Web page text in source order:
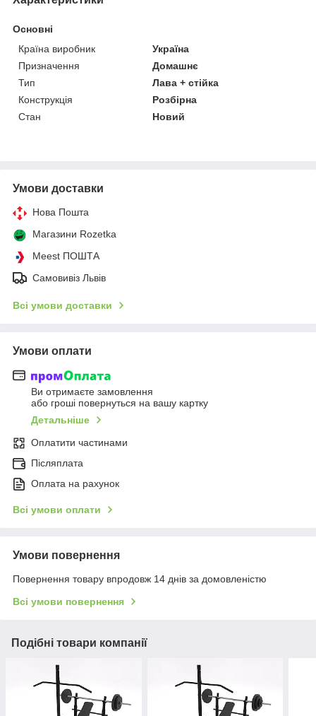
Основні
Країна виробник
Україна
Призначення
Домашнє
Тип
Лава + стійка
Конструкція
Розбірна
Стан
Новий
Умови доставки
Нова Пошта
Магазини Rozetka
Meest ПОШТА
Самовивіз Львів
Всі умови доставки
Умови оплати
Ви отримаєте замовлення
або гроші повернуться на вашу картку
Детальніше
Оплатити частинами
Післяплата
Оплата на рахунок
Всі умови оплати
Умови повернення
Повернення товару впродовж 14 днів за домовленістю
Всі умови повернення
Подібні товари компанії